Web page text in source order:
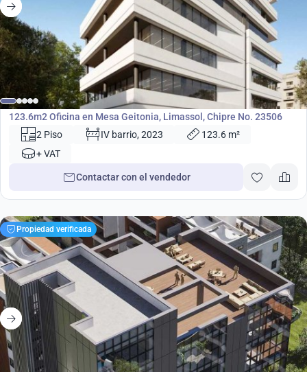
725 000
Oficina
123.6m2 Oficina en Mesa Geitonia, Limassol, Chipre No. 23506
2 Piso
IV barrio, 2023
123.6 m²
+ VAT
Contactar con el vendedor
Propiedad verificada